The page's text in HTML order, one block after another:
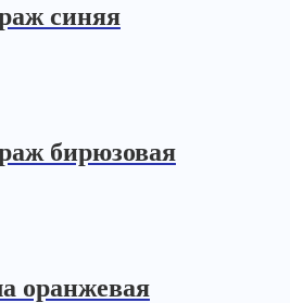
синяя
бирюзовая
оранжевая